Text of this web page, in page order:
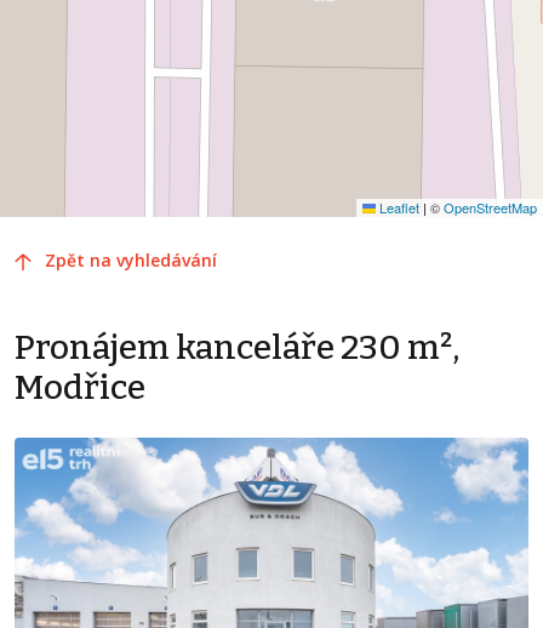
Leaflet | ©OpenStreetMap
Zpět na vyhledávání
Pronájem kanceláře 230 m²,
Modřice